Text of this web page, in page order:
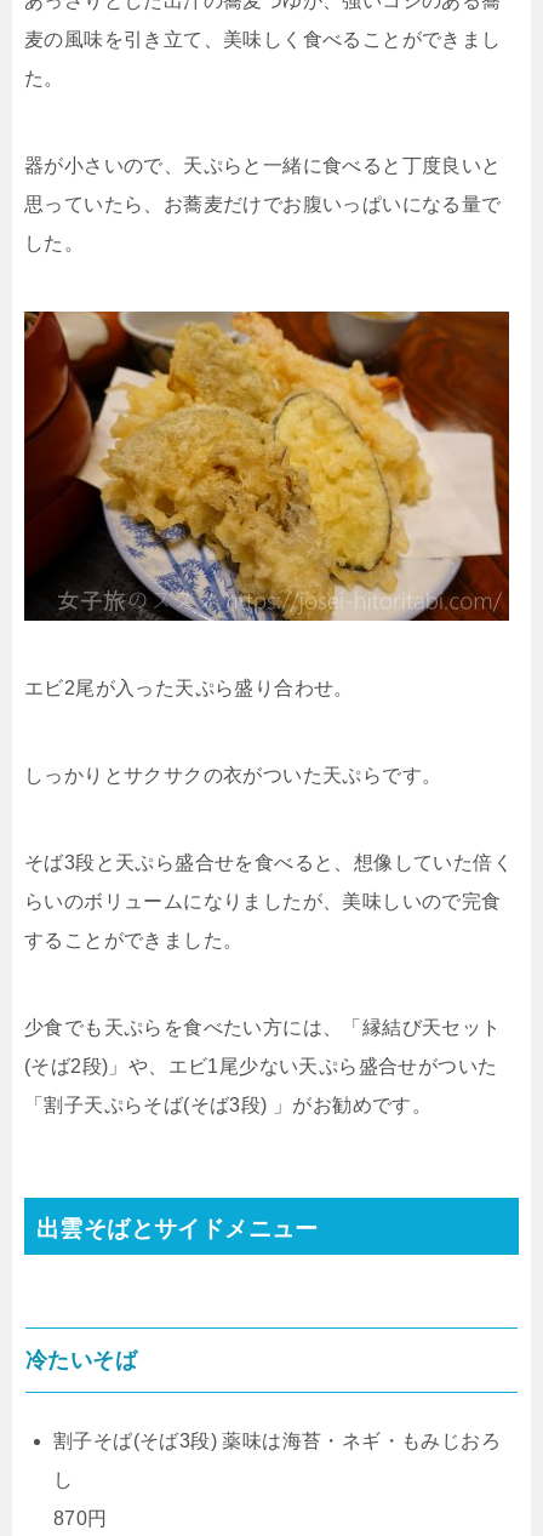
麦の風味を引き立て、美味しく食べることができまし
た。
器が小さいので、天ぷらと一緒に食べると丁度良いと
思っていたら、お蕎麦だけでお腹いっぱいになる量で
した。
エビ2尾が入った天ぷら盛り合わせ。
しっかりとサクサクの衣がついた天ぷらです。
そば3段と天ぷら盛合せを食べると、想像していた倍く
らいのボリュームになりましたが、美味しいので完食
することができました。
少食でも天ぷらを食べたい方には、「縁結び天セット
(そば2段)」や、エビ1尾少ない天ぷら盛合せがついた
「割子天ぷらそば(そば3段) 」がお勧めです。
出雲そばとサイドメニュー
冷たいそば
割子そば(そば3段) 薬味は海苔・ネギ・もみじおろ
し
870円